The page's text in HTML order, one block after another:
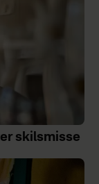
skilsmisse